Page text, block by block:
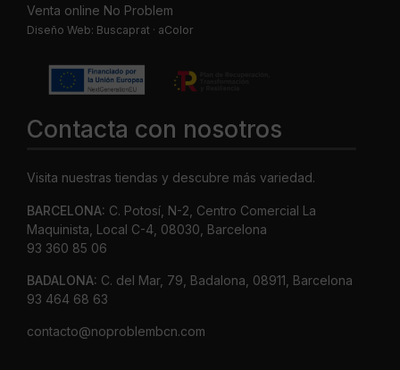
Venta online No Problem
Diseño Web: Buscaprat · aColor
Contacta con nosotros
Visita nuestras tiendas y descubre más variedad.
BARCELONA: C. Potosí, N-2, Centro Comercial La
Maquinista, Local C-4, 08030, Barcelona
93 360 85 06
BADALONA: C. del Mar, 79, Badalona, 08911, Barcelona
93 464 68 63
contacto@noproblembcn.com